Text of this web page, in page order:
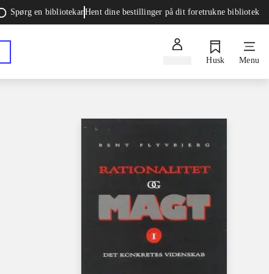
Spørg en bibliotekarHent dine bestillinger på dit foretrukne bibliotek
Husk Menu